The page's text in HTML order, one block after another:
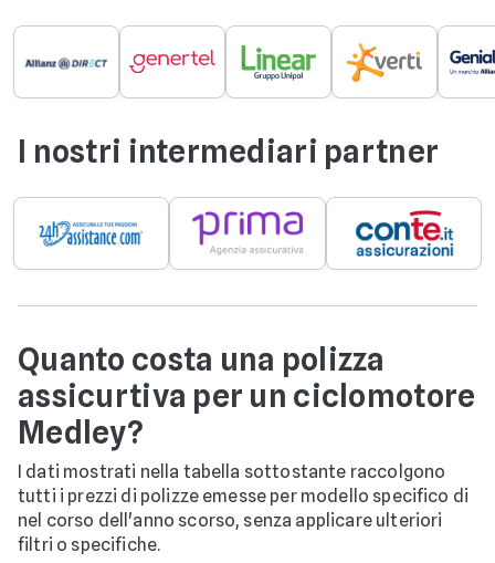
I nostri intermediari partner
Quanto costa una polizza
assicurtiva per un ciclomotore
Medley?
I dati mostrati nella tabella sottostante raccolgono
tutti i prezzi di polizze emesse per modello specifico di
nel corso dell'anno scorso, senza applicare ulteriori
filtri o specifiche.